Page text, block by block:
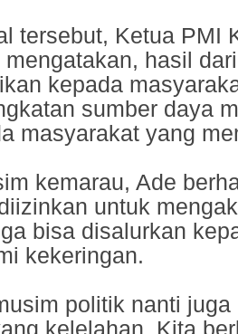
tersebut, Ketua PMI
hasil
kepada
sumber daya
masyarakat yang
kemarau, Ade
untuk
bisa disalurkan
kekeringan.
politik nanti
kelelahan. Kita